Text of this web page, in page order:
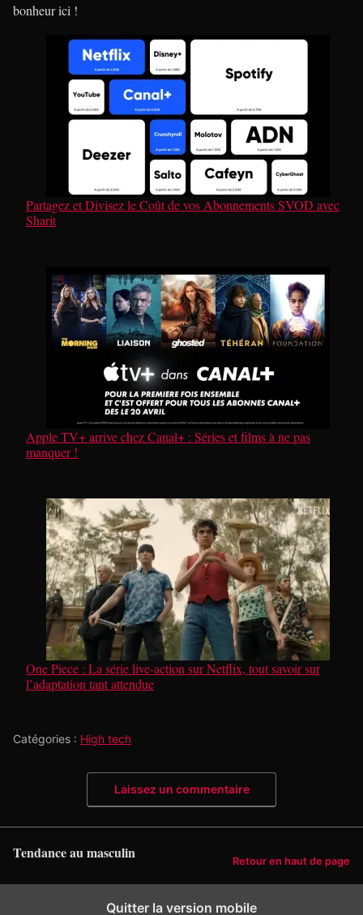
bonheur ici !
Partagez et Divisez le Coût de vos Abonnements SVOD avec
Sharit
Apple TV+ arrive chez Canal+ : Séries et films à ne pas
manquer !
One Piece : La série live-action sur Netflix, tout savoir sur
l’adaptation tant attendue
Catégories : High tech
Laissez un commentaire
Tendance au masculin Retour en haut de page
Quitter la version mobile